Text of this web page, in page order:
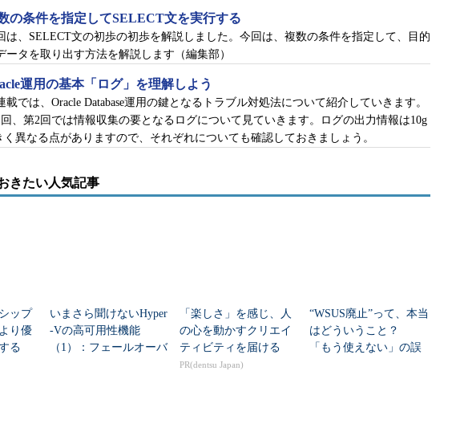
の条件を指定してSELECT文を実行する
は、SELECT文の初歩の初歩を解説しました。今回は、複数の条件を指定して、目的
ータを取り出す方法を解説します（編集部）
運用の基本「ログ」を理解しよう
載では、Oracle Database運用の鍵となるトラブル対処法について紹介していきます。
、第2回では情報収集の要となるログについて見ていきます。ログの出力情報は10g
く異なる点がありますので、それぞれについても確認しておきましょう。
きたい人気記事
ップ
り優
る
いまさら聞けないHyper
-Vの高可用性機能
（1）：フェールオーバ
「楽しさ」を感じ、人
の心を動かすクリエイ
ティビティを届ける
PR(dentsu Japan)
“WSUS廃止”って、本当
はどういうこと？
「もう使えない」の誤